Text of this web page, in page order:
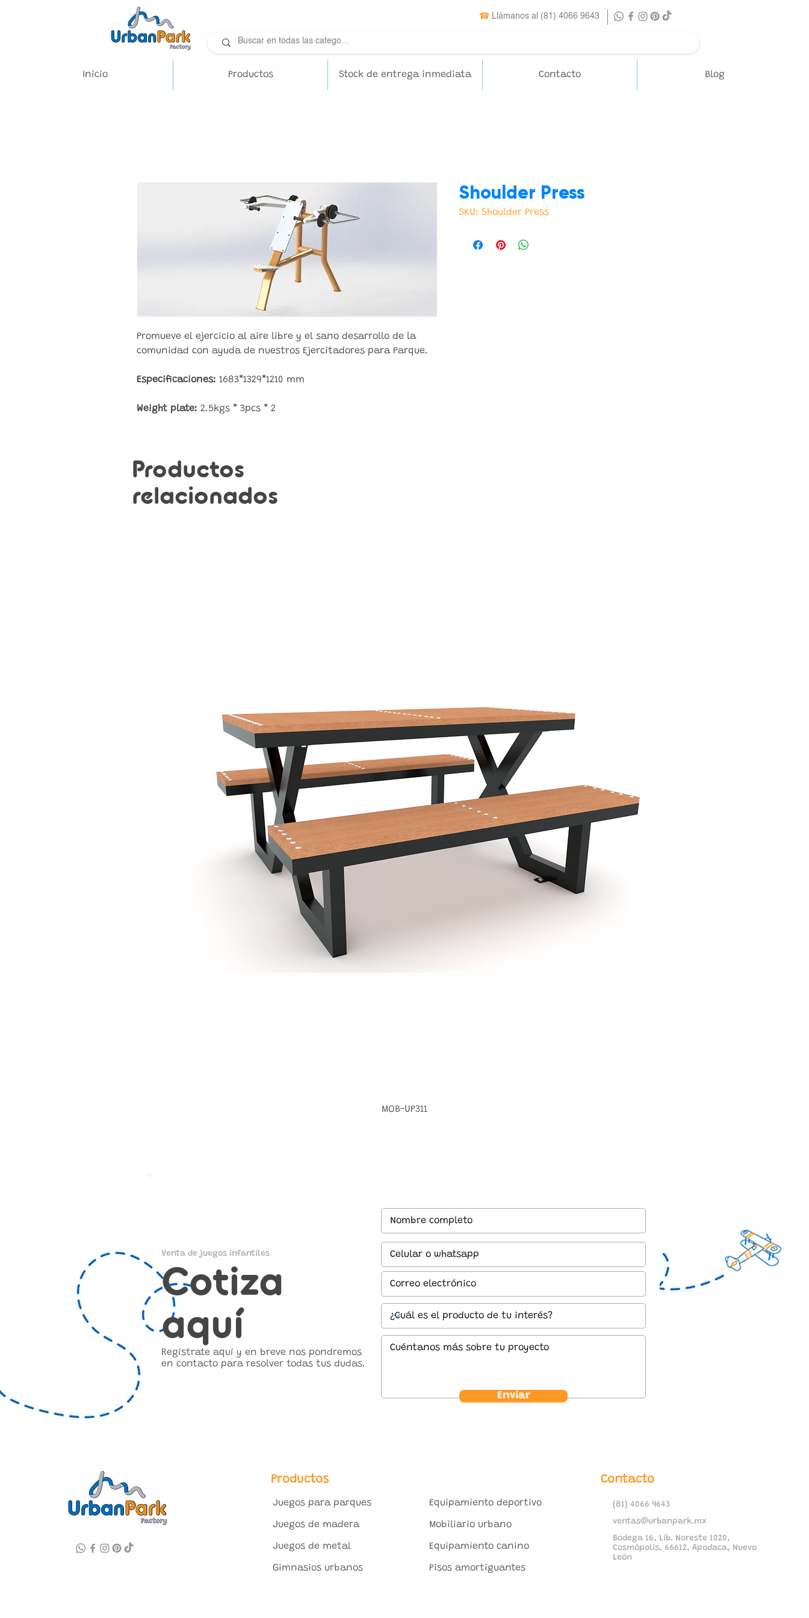
☎ Llámanos al (81) 4066 9643
Inicio Productos Stock de entrega inmediata Contacto Blog
Promueve el ejercicio al aire libre y el sano desarrollo de la
comunidad con ayuda de nuestros Ejercitadores para Parque.
Especificaciones: 1683*1329*1210 mm
Weight plate: 2.5kgs * 3pcs * 2
Shoulder Press
SKU: Shoulder Press
Productos
relacionados
MOB-UP311
Venta de juegos infantiles
Cotiza
aquí
Regístrate aquí y en breve nos pondremos
en contacto para resolver todas tus dudas.
Enviar
Productos
Juegos para parques
Juegos de madera
Juegos de metal
Gimnasios urbanos
Equipamiento deportivo
Mobiliario urbano
Equipamiento canino
Pisos amortiguantes
Contacto
(81) 4066 9643
ventas@urbanpark.mx
Bodega 16, Lib. Noreste 1020,
Cosmópolis, 66612, Apodaca, Nuevo
León